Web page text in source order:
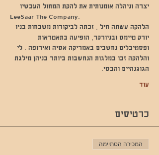
יצרה וניהלה אומנותית את להקת המחול העכשיו
LeeSaar The Company.
הלהקה עשתה חיל , זכתה לביקורות משבחות בניו
יורק טיימס ובניורקר, הופיעה בתאטראות
ופסטיבלים נחשבים באמריקה אסיה ואירופה . לי
והלהקה זכו במלגות הנחשבות ביותר בניהן מילגת
הגוגנהיים והבסי.
עוד
כרטיסים
המכירה הסתיימה